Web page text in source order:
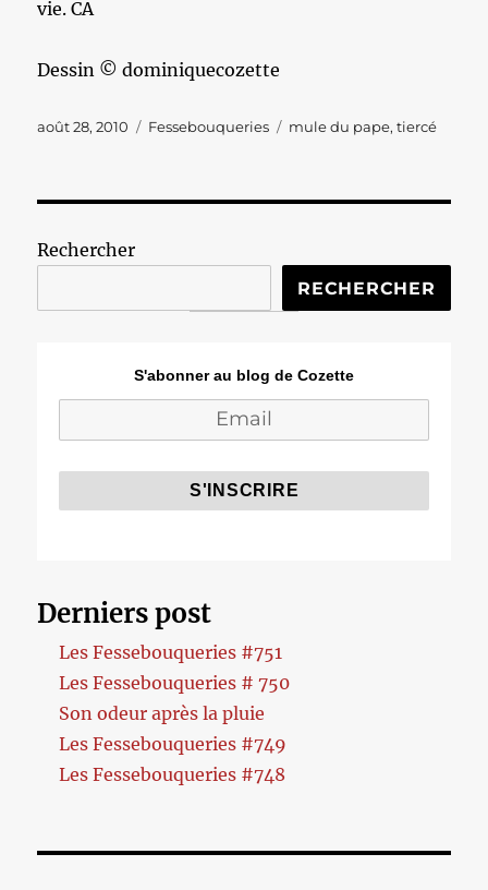
vie. CA
Dessin © dominiquecozette
Publié
août 28, 2010 Catégories
Fessebouqueries Étiquettes
mule du pape,tiercé
Rechercher
RECHERCHER
S'abonner au blog de Cozette
Derniers post
Les Fessebouqueries #751
Les Fessebouqueries # 750
Son odeur après la pluie
Les Fessebouqueries #749
Les Fessebouqueries #748